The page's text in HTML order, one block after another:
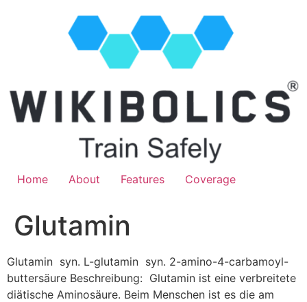
Home About Features Coverage
Glutamin
Glutamin syn. L-glutamin syn. 2-amino-4-carbamoyl-
buttersäure Beschreibung: Glutamin ist eine verbreitete
diätische Aminosäure. Beim Menschen ist es die am